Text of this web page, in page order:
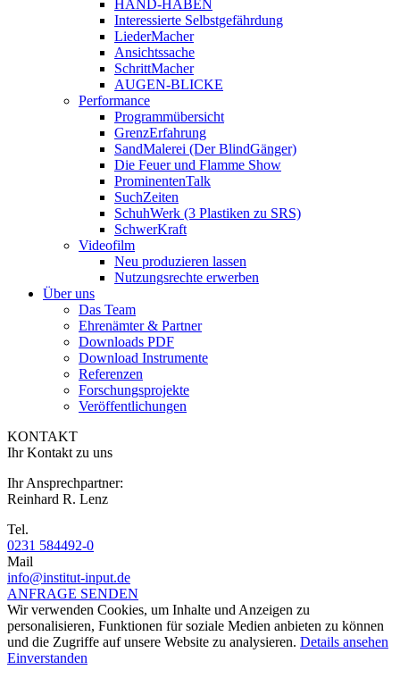
HAND-HABEN
Interessierte Selbstgefährdung
LiederMacher
Ansichtssache
SchrittMacher
AUGEN-BLICKE
Performance
Programmübersicht
GrenzErfahrung
SandMalerei (Der BlindGänger)
Die Feuer und Flamme Show
ProminentenTalk
SuchZeiten
SchuhWerk (3 Plastiken zu SRS)
SchwerKraft
Videofilm
Neu produzieren lassen
Nutzungsrechte erwerben
Über uns
Das Team
Ehrenämter & Partner
Downloads PDF
Download Instrumente
Referenzen
Forschungsprojekte
Veröffentlichungen
KONTAKT
Ihr Kontakt zu uns
Ihr Ansprechpartner:
Reinhard R. Lenz
Tel.
0231 584492-0
Mail
info@institut-input.de
ANFRAGE SENDEN
Wir verwenden Cookies, um Inhalte und Anzeigen zu
personalisieren, Funktionen für soziale Medien anbieten zu können
und die Zugriffe auf unsere Website zu analysieren. Details ansehen
Einverstanden